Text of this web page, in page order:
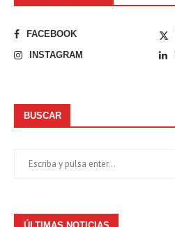
FACEBOOK
INSTAGRAM
BUSCAR